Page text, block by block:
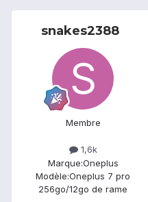
snakes2388
Membre
1,6k
Marque:Oneplus
Modèle:Oneplus 7 pro
256go/12go de rame